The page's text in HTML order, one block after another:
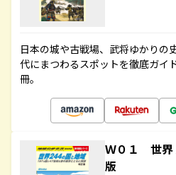
日本の城や古戦場、武将ゆかりの
代にまつわるスポットを徹底ガイ
冊。
Ｗ０１ 世界
版